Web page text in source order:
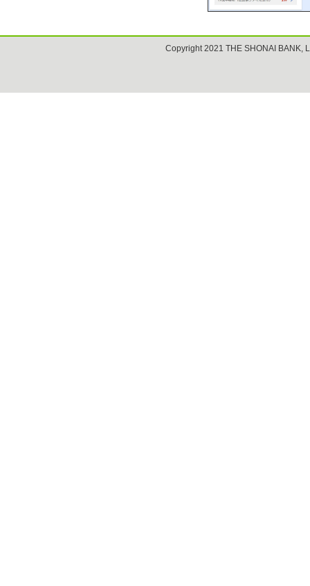
Copyright 2021 THE SHONAI BANK,